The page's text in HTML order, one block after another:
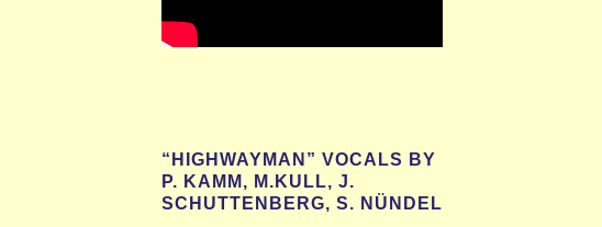
“HIGHWAYMAN” VOCALS BY
P. KAMM, M.KULL, J.
SCHUTTENBERG, S. NÜNDEL